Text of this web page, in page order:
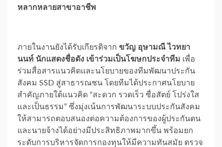
หลากหลายสาขาอาชีพ
ภายในงานยังได้รับเกียรติจาก ขวัญ อุษามณี ไวทยา
นนท์ นักแสดงชื่อดัง เข้าร่วมเป็นโฆษกประจำทีม เพื่อ
ร่วมสื่อสารแนวคิดและนโยบายของทีมพัฒนาประกัน
สังคม SSD สู่สาธารณชน โดยทีมได้ประกาศนโยบาย
สำคัญภายใต้แนวคิด “สะดวก รวดเร็ว ซื่อสัตย์ โปร่งใส
และเป็นธรรม” ซึ่งมุ่งเน้นการพัฒนาระบบประกันสังคม
ให้สามารถตอบสนองต่อความต้องการของผู้ประกันตน
และนายจ้างได้อย่างมีประสิทธิภาพมากขึ้น พร้อมยก
ระดับการบริหารจัดการกองทุนให้มีความทันสมัย ตรวจ